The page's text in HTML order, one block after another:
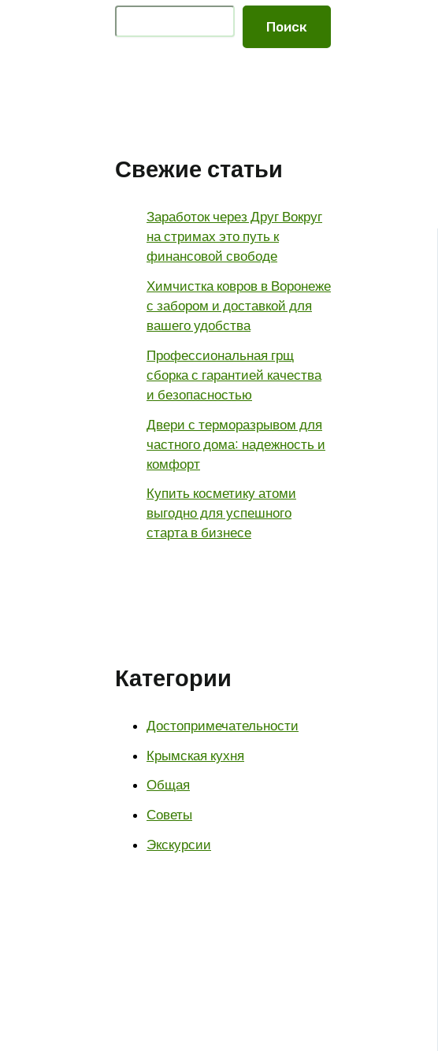
Поиск
Свежие статьи
Заработок через Друг Вокруг
на стримах это путь к
финансовой свободе
Химчистка ковров в Воронеже
с забором и доставкой для
вашего удобства
Профессиональная грщ
сборка с гарантией качества
и безопасностью
Двери с терморазрывом для
частного дома: надежность и
комфорт
Купить косметику атоми
выгодно для успешного
старта в бизнесе
Категории
Достопримечательности
Крымская кухня
Общая
Советы
Экскурсии